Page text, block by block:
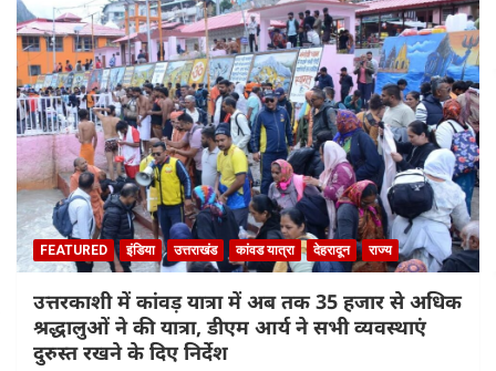
FEATURED इंडिया उत्तराखंड कांवड यात्रा देहरादून राज्य
उत्तरकाशी में कांवड़ यात्रा में अब तक 35 हजार से अधिक
श्रद्धालुओं ने की यात्रा, डीएम आर्य ने सभी व्यवस्थाएं
दुरुस्त रखने के दिए निर्देश